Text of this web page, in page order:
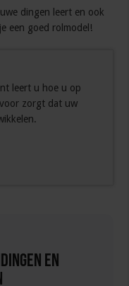
dingen leert en ook
een goed rolmodel!
leert u hoe u op
zorgt dat uw
en